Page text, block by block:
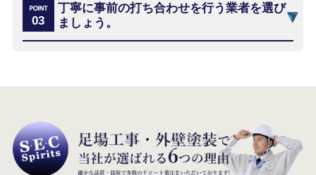
丁寧に事前の打ち合わせを行う業者を選び
ましょう。